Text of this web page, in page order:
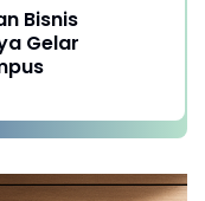
Bisnis
Gelar